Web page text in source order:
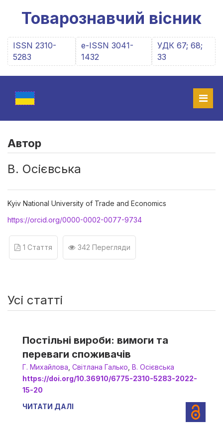
Товарознавчий вісник
ISSN 2310-
5283
e-ISSN 3041-
1432
УДК 67; 68;
33
Автор
В. Осієвська
Kyiv National University of Trade and Economics
https://orcid.org/0000-0002-0077-9734
1 Стаття 342 Перегляди
Усі статті
Постільні вироби: вимоги та
переваги споживачів
Г. Михайлова Світлана Галько В. Осієвська
https://doi.org/10.36910/6775-2310-5283-2022-
15-20
ЧИТАТИ ДАЛІ